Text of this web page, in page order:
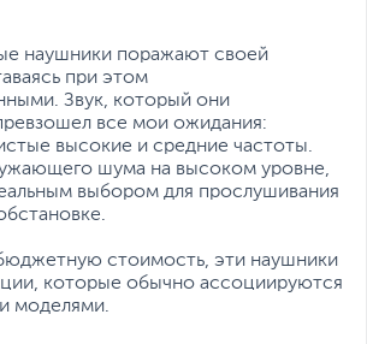
6
www.defender.ru
или неточность в описании товара,
текст с ошибкой и нажмите Ctrl+Enter.
поставки и внешний вид данного товара
или могут быть изменены
наушники поражают своей
при этом
Звук, который они
все мои ожидания:
высокие и средние частоты.
шума на высоком уровне,
выбором для прослушивания
стоимость, эти наушники
которые обычно ассоциируются
моделями.